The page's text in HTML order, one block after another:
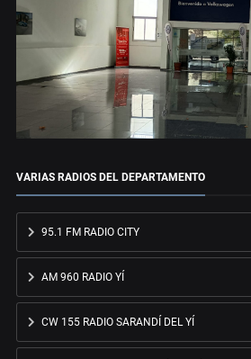
VARIAS RADIOS DEL DEPARTAMENTO
95.1 FM RADIO CITY
AM 960 RADIO YÍ
CW 155 RADIO SARANDÍ DEL YÍ